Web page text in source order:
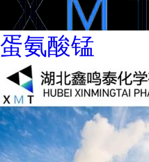
蛋氨酸锰